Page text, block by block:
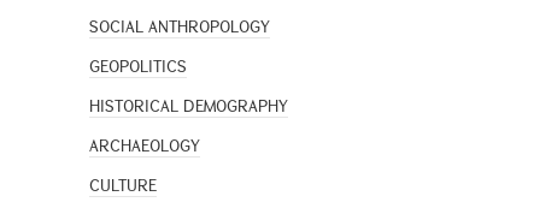
SOCIAL ANTHROPOLOGY
GEOPOLITICS
HISTORICAL DEMOGRAPHY
ARCHAEOLOGY
CULTURE